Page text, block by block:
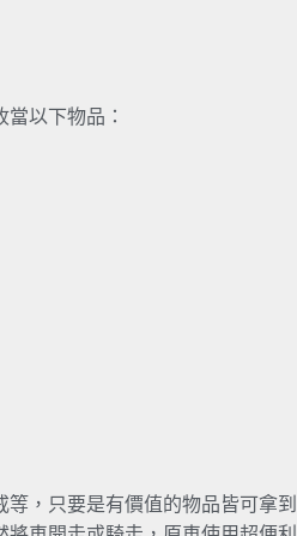
以下物品：
，只要是有價值的物品皆可拿